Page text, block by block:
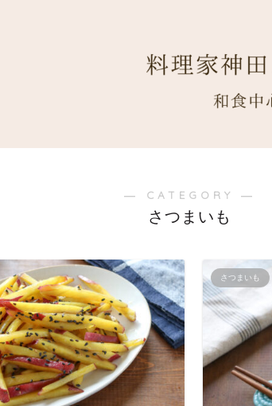
― CATEGORY ―
さつまいも
さつまいも